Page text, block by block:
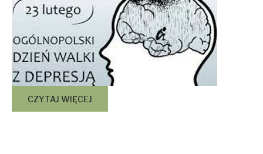
CZYTAJ WIĘCEJ